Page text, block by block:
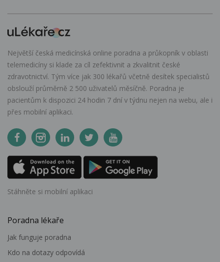
Největší česká medicínská online poradna a průkopník v oblasti
telemedicíny si klade za cíl zefektivnit a zkvalitnit české
zdravotnictví. Tým více jak 300 lékařů včetně desítek specialistů
obslouží průměrně 2 500 uživatelů měsíčně. Poradna je
pacientům k dispozici 24 hodin 7 dní v týdnu nejen na webu, ale i
přes mobilní aplikaci.
Stáhněte si mobilní aplikaci
Poradna lékaře
Jak funguje poradna
Kdo na dotazy odpovídá